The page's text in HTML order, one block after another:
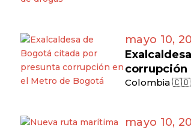
mayo 10,
corrupción
Colombia 🇨🇴
mayo 10,